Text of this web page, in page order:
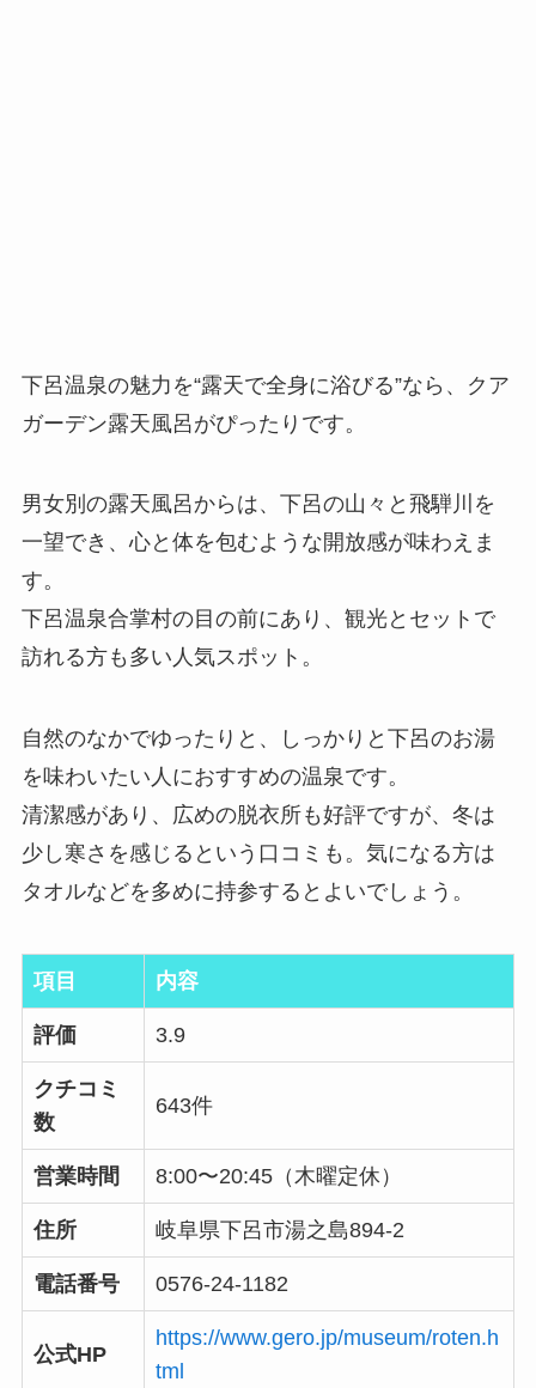
下呂温泉の魅力を“露天で全身に浴びる”なら、クア
ガーデン露天風呂がぴったりです。
男女別の露天風呂からは、下呂の山々と飛騨川を
一望でき、心と体を包むような開放感が味わえま
す。
下呂温泉合掌村の目の前にあり、観光とセットで
訪れる方も多い人気スポット。
自然のなかでゆったりと、しっかりと下呂のお湯
を味わいたい人におすすめの温泉です。
清潔感があり、広めの脱衣所も好評ですが、冬は
少し寒さを感じるという口コミも。気になる方は
タオルなどを多めに持参するとよいでしょう。
項目 内容
評価 3.9
クチコミ
数
643件
営業時間 8:00〜20:45（木曜定休）
住所 岐阜県下呂市湯之島894-2
電話番号 0576-24-1182
公式HP
https://www.gero.jp/museum/roten.h
tml